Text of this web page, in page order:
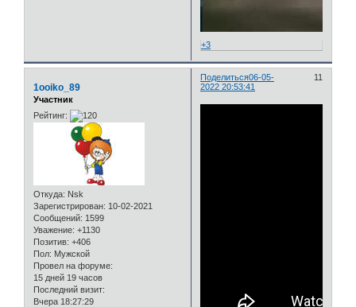
+3
Поделиться 11
06-05-
2022 20:53:41
1ooiko_89
Участник
Рейтинг:
Откуда: Nsk
Зарегистрирован: 10-02-2021
Сообщений: 1599
Уважение: +1130
Позитив: +406
Пол: Мужской
Провел на форуме:
15 дней 19 часов
Последний визит:
Вчера 18:27:29